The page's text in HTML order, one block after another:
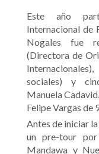
Este año
Internacional de
Nogales fue
(Directora de
sociales) y
Manuela
Felipe Vargas de
Antes de iniciar
un pre-tour
Mandawa y